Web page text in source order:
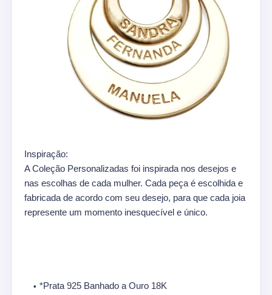
Inspiração:
A Coleção Personalizadas foi inspirada nos desejos e
nas escolhas de cada mulher. Cada peça é escolhida e
fabricada de acordo com seu desejo, para que cada joia
represente um momento inesquecível e único.
*Prata 925 Banhado a Ouro 18K